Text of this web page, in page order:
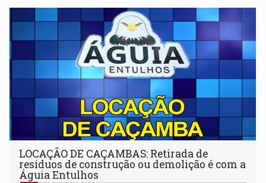
LOCAÇÃO DE CAÇAMBAS: Retirada de
resíduos de construção ou demolição é com a
Águia Entulhos